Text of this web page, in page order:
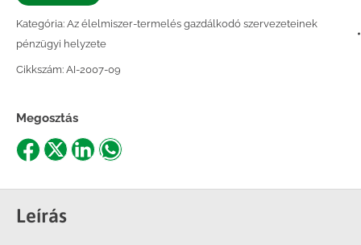
Kategória: Az élelmiszer-termelés gazdálkodó szervezeteinek
pénzügyi helyzete
Cikkszám: AI-2007-09
Megosztás
Share
Facebook
Share
X
ShareShare
Leírás